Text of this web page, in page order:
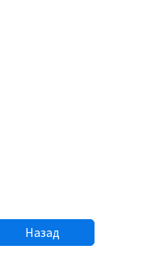
Назад